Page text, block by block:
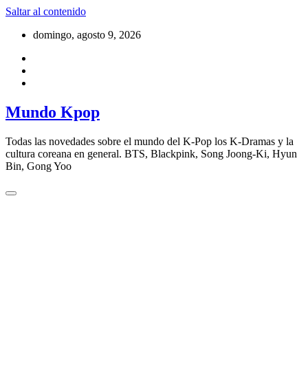
Saltar al contenido
domingo, agosto 9, 2026
Mundo Kpop
Todas las novedades sobre el mundo del K-Pop los K-Dramas y la
cultura coreana en general. BTS, Blackpink, Song Joong-Ki, Hyun
Bin, Gong Yoo